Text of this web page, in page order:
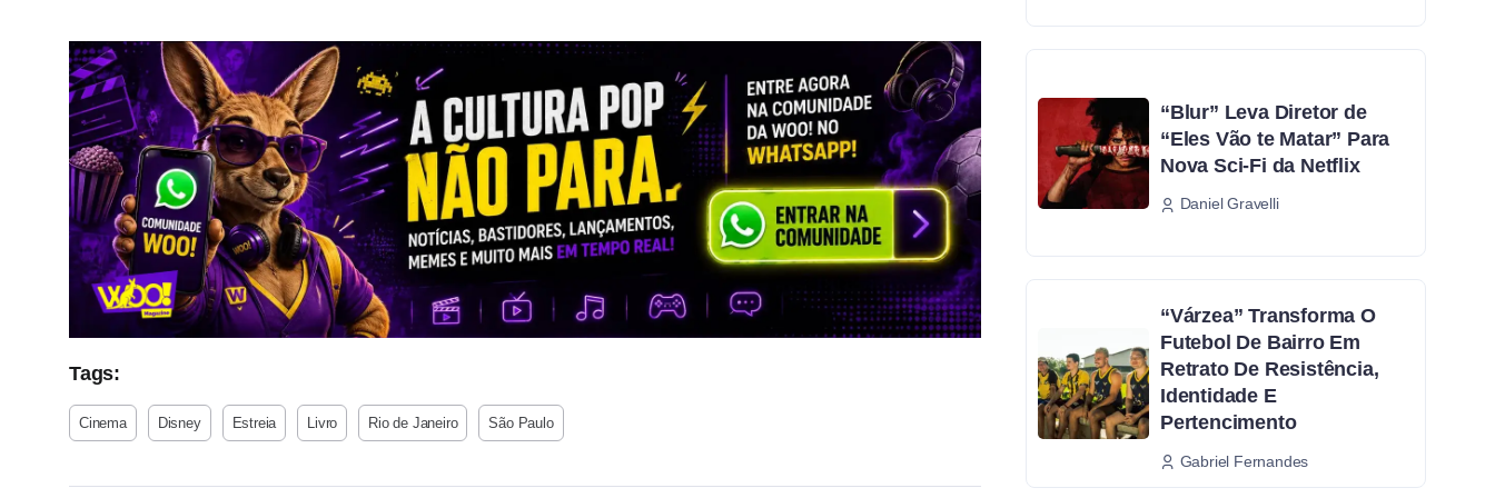
Tags:
Cinema Disney Estreia Livro Rio de Janeiro São Paulo
“Blur” Leva Diretor de
“Eles Vão te Matar” Para
Nova Sci-Fi da Netflix
Daniel Gravelli
“Várzea” Transforma O
Futebol De Bairro Em
Retrato De Resistência,
Identidade E
Pertencimento
Gabriel Fernandes